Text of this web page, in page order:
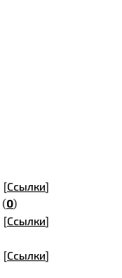
[Ссылки]
(0)
[Ссылки]
[Ссылки]